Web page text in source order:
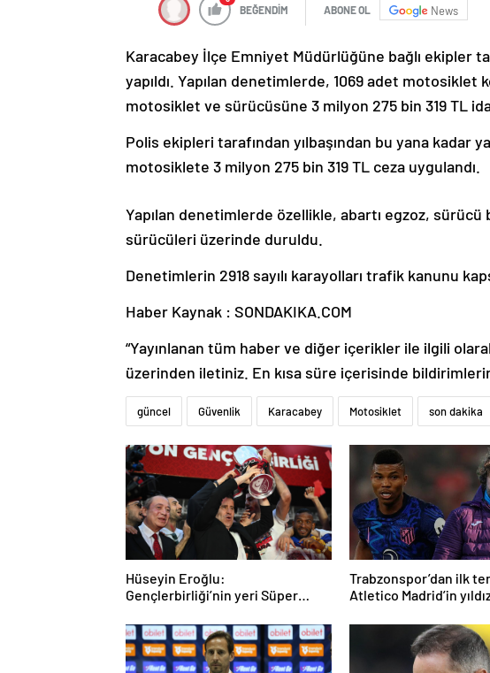
BEĞENDİM ABONE OL News
Karacabey İlçe Emniyet Müdürlüğüne bağlı ekipler
yapıldı. Yapılan denetimlerde, 1069 adet
motosiklet ve sürücüsüne 3 milyon 275 bin 319 TL
Polis ekipleri tarafından yılbaşından bu yana kadar
motosiklete 3 milyon 275 bin 319 TL ceza uygulandı.
Yapılan denetimlerde özellikle, abartı egzoz,
sürücüleri üzerinde duruldu.
Denetimlerin 2918 sayılı karayolları trafik kanunu
Haber Kaynak : SONDAKIKA.COM
“Yayınlanan tüm haber ve diğer içerikler ile ilgili
üzerinden iletiniz. En kısa süre içerisinde
güncel Güvenlik Karacabey Motosiklet son dakika
Hüseyin Eroğlu:
Gençlerbirliği’nin yeri Süper
Trabzonspor’dan ilk
Atletico Madrid’in